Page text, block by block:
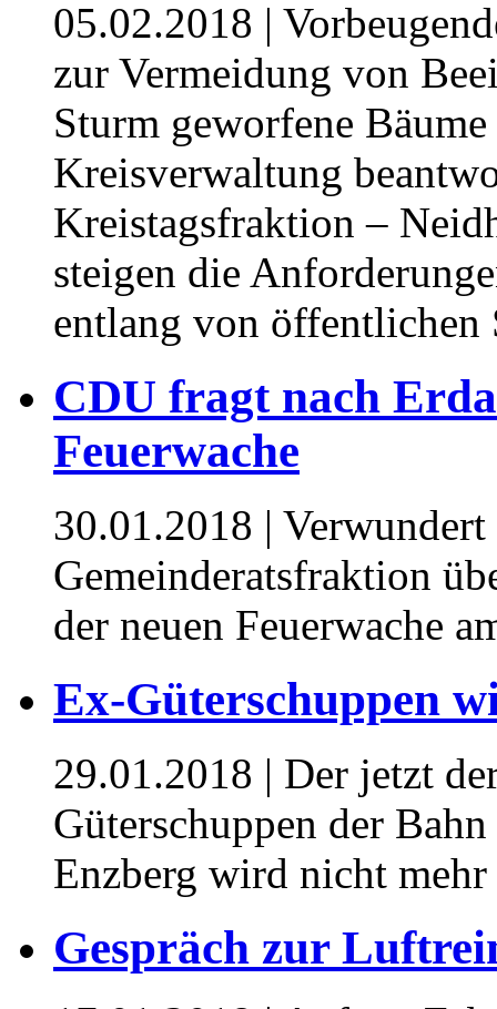
05.02.2018 |
zur Vermeidung von
Sturm geworfene
Kreisverwaltung
Kreistagsfraktion –
steigen die
entlang von öffentlichen
CDU fragt nach
Feuerwache
30.01.2018 |
Gemeinderatsfraktion
der neuen Feuerwache
Ex-Güterschuppen
29.01.2018 | Der jetzt
Güterschuppen der
Enzberg wird nicht mehr
Gespräch zur